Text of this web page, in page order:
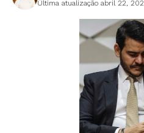
Última atualização abril 22,